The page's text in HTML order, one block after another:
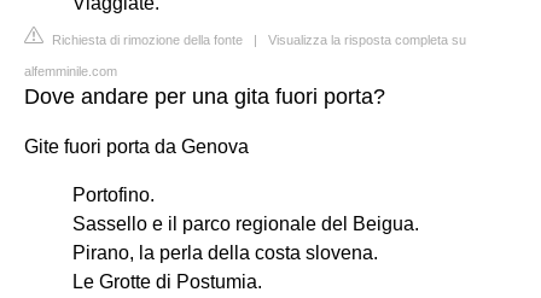
Richiesta di rimozione della fonte | Visualizza la risposta completa su
alfemminile.com
Dove andare per una gita fuori porta?
Gite fuori porta da Genova
Portofino.
Sassello e il parco regionale del Beigua.
Pirano, la perla della costa slovena.
Le Grotte di Postumia.